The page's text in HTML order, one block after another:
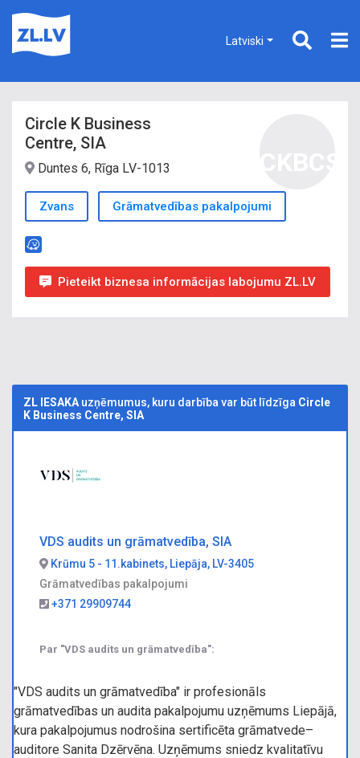
Latviski
Circle K Business
Centre, SIA
Duntes 6, Rīga LV-1013
Zvans Grāmatvedības pakalpojumi
Pieteikt biznesa informācijas labojumu ZL.LV
ZL IESAKA uzņēmumus, kuru darbība var būt līdzīga Circle
K Business Centre, SIA
VDS audits un grāmatvedība, SIA
Krūmu 5 - 11.kabinets, Liepāja, LV-3405
Grāmatvedības pakalpojumi
+371 29909744
Par "VDS audits un grāmatvedība":
"VDS audits un grāmatvedība" ir profesionāls
grāmatvedības un audita pakalpojumu uzņēmums Liepājā,
kura pakalpojumus nodrošina sertificēta grāmatvede–
auditore Sanita Dzērvēna. Uzņēmums sniedz kvalitatīvu